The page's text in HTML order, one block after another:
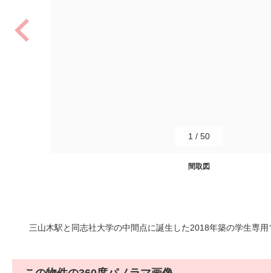
間取図
1 / 50
三山木駅と同志社大学の中間点に誕生した2018年築の学生専